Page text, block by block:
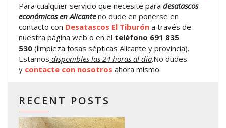
Para cualquier servicio que necesite para desatascos
económicos en Alicanteno dude en ponerse en
contacto con Desatascos El Tiburóna través de
nuestra página web o en el teléfono 691 835
530 (limpieza fosas sépticas Alicante y provincia).
Estamos disponibles las 24 horas al día.No dudes
y contacte con nosotros ahora mismo.
RECENT POSTS